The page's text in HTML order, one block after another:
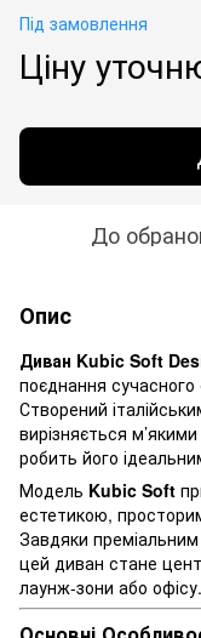
Під замовлення
Ціну
До
Опис
Диван Kubic Soft
поєднання
Створений
вирізняється
робить його
Модель Kubic Soft
естетикою,
Завдяки
цей диван стане
лаунж-зони або офісу.